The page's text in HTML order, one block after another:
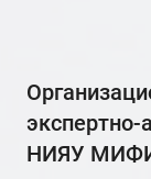
организационно-методический отдел
экспертно-
НИЯУ